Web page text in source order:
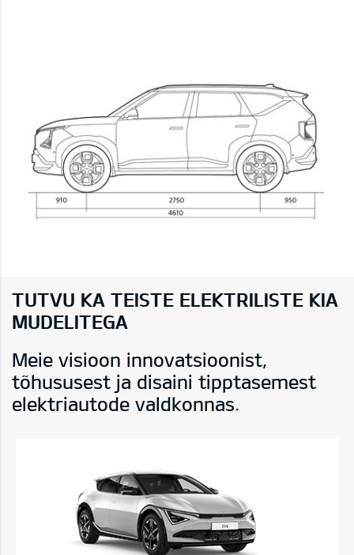
TUTVU KA TEISTE ELEKTRILISTE KIA
MUDELITEGA
Meie visioon innovatsioonist,
tõhususest ja disaini tipptasemest
elektriautode valdkonnas.